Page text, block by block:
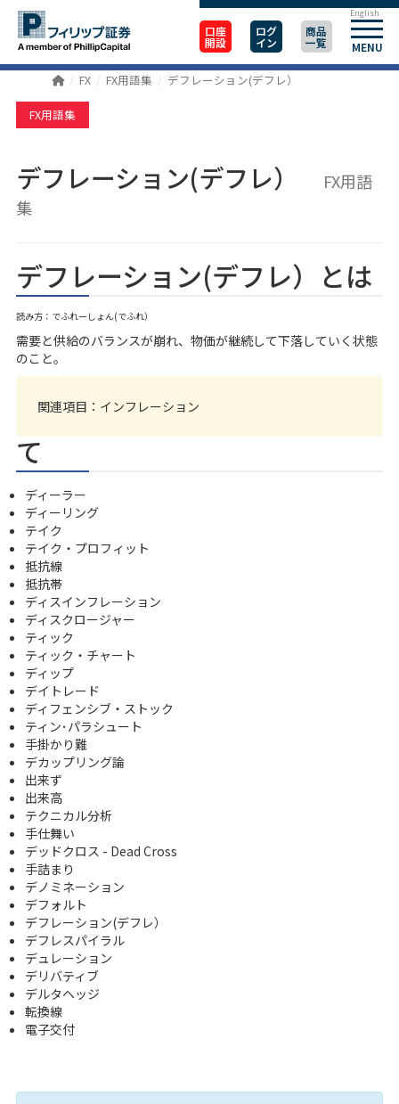
口座
開設
ログ
イン
商品
一覧 MENU
English
FX FX用語集 デフレーション(デフレ）
FX用語集
デフレーション(デフレ）
FX用語
集
デフレーション(デフレ）とは
読み方：でふれーしょん(でふれ）
需要と供給のバランスが崩れ、物価が継続して下落していく状態
のこと。
関連項目： インフレーション
て
ディーラー
ディーリング
テイク
テイク・プロフィット
抵抗線
抵抗帯
ディスインフレーション
ディスクロージャー
ティック
ティック・チャート
ディップ
デイトレード
ディフェンシブ・ストック
ティン･パラシュート
手掛かり難
デカップリング論
出来ず
出来高
テクニカル分析
手仕舞い
デッドクロス - Dead Cross
手詰まり
デノミネーション
デフォルト
デフレーション(デフレ）
デフレスパイラル
デュレーション
デリバティブ
デルタヘッジ
転換線
電子交付